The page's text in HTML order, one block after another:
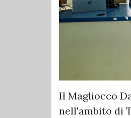
Il Magliocco
nell'ambito di